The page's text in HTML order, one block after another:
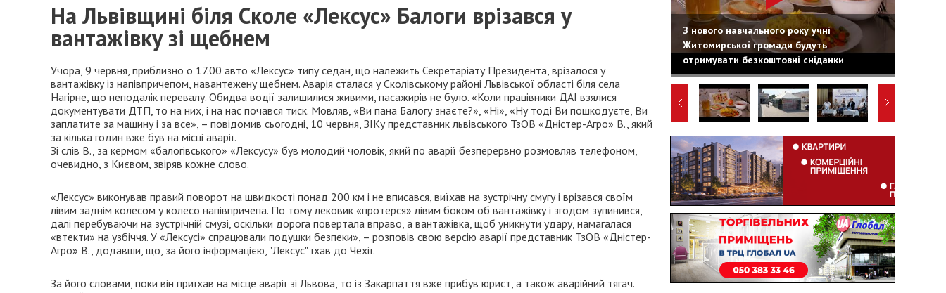
На Львівщині біля Сколе «Лексус» Балоги врізався у
вантажівку зі щебнем
Учора, 9 червня, приблизно о 17.00 авто «Лексус» типу седан, що належить Секретаріату Президента, врізалося у
вантажівку із напівпричепом, навантежену щебнем. Аварія сталася у Сколівському районі Львівської області біля села
Нагірне, що неподалік перевалу. Обидва водії залишилися живими, пасажирів не було. «Коли працівники ДАІ взялися
документувати ДТП, то на них, і на нас почався тиск. Мовляв, «Ви пана Балогу знаєте?», «Ні», «Ну тоді Ви пошкодуєте, Ви
заплатите за машину і за все», – повідомив сьогодні, 10 червня, ЗІКу представник львівського ТзОВ «Дністер-Агро» В., який
за кілька годин вже був на місці аварії.
Зі слів В., за кермом «балогівського» «Лексусу» був молодий чоловік, який по аварії безперервно розмовляв телефоном,
очевидно, з Києвом, звіряв кожне слово.
«Лексус» виконував правий поворот на швидкості понад 200 км і не вписався, виїхав на зустрічну смугу і врізався своїм
лівим заднім колесом у колесо напівпричепа. По тому лековик «протерся» лівим боком об вантажівку і згодом зупинився,
далі перебуваючи на зустрічній смузі, оскільки дорога повертала вправо, а вантажівка, щоб уникнути удару, намагалася
«втекти» на узбіччя. У «Лексусі» спрацювали подушки безпеки», – розповів свою версію аварії представник ТзОВ «Дністер-
Агро» В., додавши, що, за його інформацією, "Лексус" їхав до Чехії.
За його словами, поки він приїхав на місце аварії зі Львова, то із Закарпаття вже прибув юрист, а також аварійний тягач.
З нового навчального року учні
Житомирської громади будуть
отримувати безкоштовні сніданки